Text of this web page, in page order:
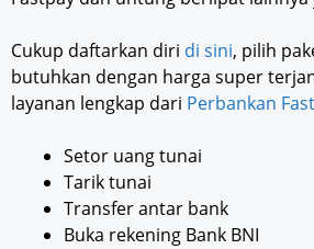
Cukup daftarkan diri di sini, pilih
butuhkan dengan harga super
layanan lengkap dari Perbankan
Setor uang tunai
Tarik tunai
Transfer antar bank
Buka rekening Bank BNI